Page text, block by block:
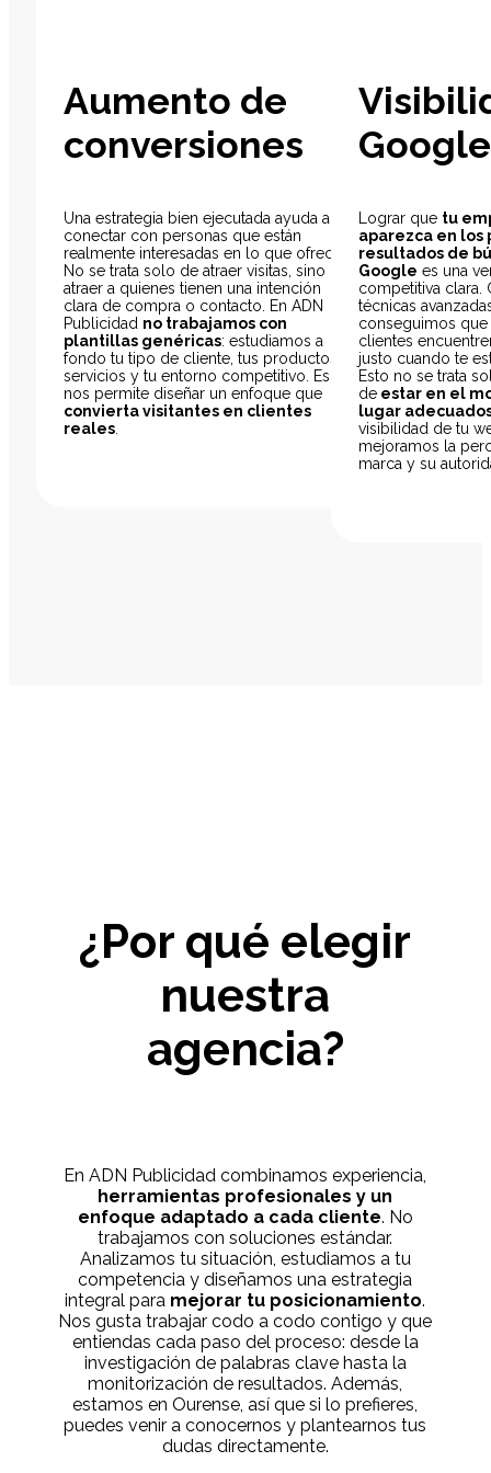
Aumento de
conversiones
Una estrategia bien ejecutada ayuda a
conectar con personas que están
realmente interesadas en lo que ofreces.
No se trata solo de atraer visitas, sino de
atraer a quienes tienen una intención
clara de compra o contacto. En ADN
Publicidad no trabajamos con
plantillas genéricas: estudiamos a
fondo tu tipo de cliente, tus productos o
servicios y tu entorno competitivo. Eso
nos permite diseñar un enfoque que
convierta visitantes en clientes
reales
Google
Lograr que tu
aparezca en los
resultados de
Google es una
competitiva clara.
técnicas
conseguimos
clientes
justo cuando te
Esto no se trata
de estar en el
lugar
visibilidad de tu
mejoramos la
marca y su
¿Por qué elegir
nuestra
agencia?
En ADN Publicidad combinamos experiencia,
herramientas profesionales y un
enfoque adaptado a cada cliente. No
trabajamos con soluciones estándar.
Analizamos tu situación, estudiamos a tu
competencia y diseñamos una estrategia
integral para mejorar tu posicionamiento.
Nos gusta trabajar codo a codo contigo y que
entiendas cada paso del proceso: desde la
investigación de palabras clave hasta la
monitorización de resultados. Además,
estamos en Ourense, así que si lo prefieres,
puedes venir a conocernos y plantearnos tus
dudas directamente.